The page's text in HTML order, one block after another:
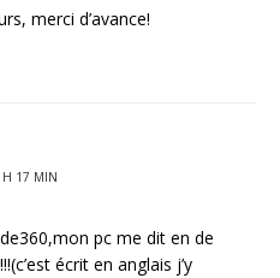
merci d’avance!
H 17 MIN
pc me dit en de
écrit en anglais j’y